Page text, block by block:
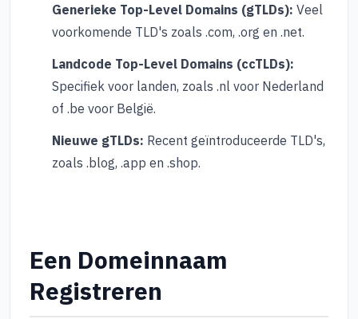
Generieke Top-Level Domains (gTLDs): Veel
voorkomende TLD's zoals .com, .org en .net.
Landcode Top-Level Domains (ccTLDs):
Specifiek voor landen, zoals .nl voor Nederland
of .be voor België.
Nieuwe gTLDs: Recent geïntroduceerde TLD's,
zoals .blog, .app en .shop.
Een Domeinnaam
Registreren